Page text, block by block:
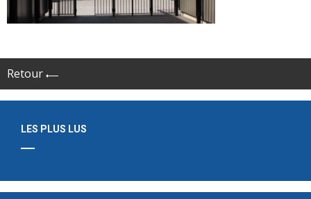
Retour
LES PLUS LUS